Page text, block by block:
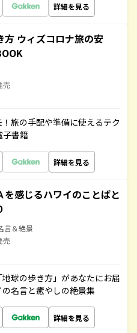
詳細を見る
方 ウィズコロナ旅の安
売
旅の手配や準備に使えるテク
子書籍
詳細を見る
を感じるハワイのことばと
言＆絶景
売
球の歩き方」があなたにお届
名言と癒やしの絶景集
詳細を見る